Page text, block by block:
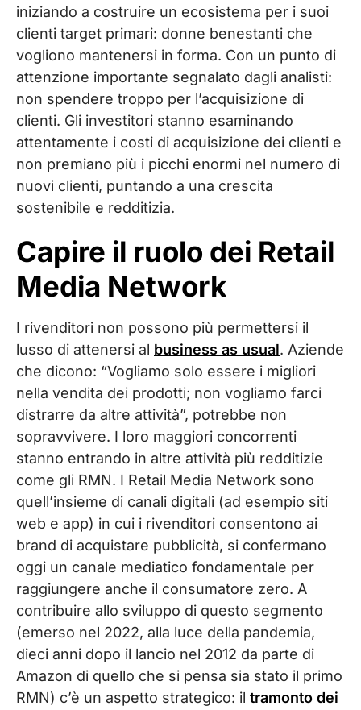
iniziando a costruire un ecosistema per i suoi
clienti target primari: donne benestanti che
vogliono mantenersi in forma. Con un punto di
attenzione importante segnalato dagli analisti:
non spendere troppo per l’acquisizione di
clienti. Gli investitori stanno esaminando
attentamente i costi di acquisizione dei clienti e
non premiano più i picchi enormi nel numero di
nuovi clienti, puntando a una crescita
sostenibile e redditizia.
Capire il ruolo dei Retail
Media Network
I rivenditori non possono più permettersi il
lusso di attenersi al business as usual. Aziende
che dicono: “Vogliamo solo essere i migliori
nella vendita dei prodotti; non vogliamo farci
distrarre da altre attività”, potrebbe non
sopravvivere. I loro maggiori concorrenti
stanno entrando in altre attività più redditizie
come gli RMN. I Retail Media Network sono
quell’insieme di canali digitali (ad esempio siti
web e app) in cui i rivenditori consentono ai
brand di acquistare pubblicità, si confermano
oggi un canale mediatico fondamentale per
raggiungere anche il consumatore zero. A
contribuire allo sviluppo di questo segmento
(emerso nel 2022, alla luce della pandemia,
dieci anni dopo il lancio nel 2012 da parte di
Amazon di quello che si pensa sia stato il primo
RMN) c’è un aspetto strategico: il tramonto dei